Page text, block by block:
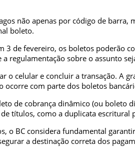
não apenas por código de
boleto.
3 de fevereiro, os boletos poderão
regulamentação sobre o assunto
o celular e concluir a transação. A
ocorre com parte dos boletos
de cobrança dinâmico (ou boleto
títulos, como a duplicata
o BC considera fundamental
a destinação correta dos